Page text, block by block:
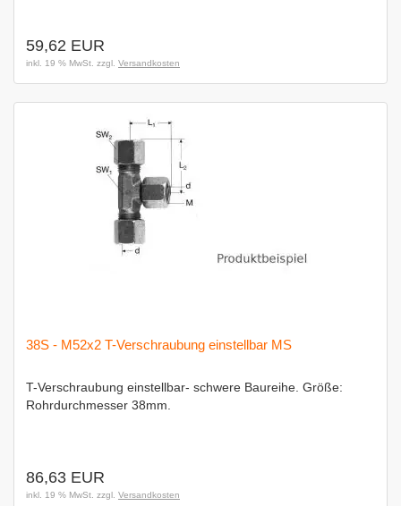
59,62 EUR
inkl. 19 % MwSt. zzgl. Versandkosten
38S - M52x2 T-Verschraubung einstellbar MS
T-Verschraubung einstellbar- schwere Baureihe. Größe:
Rohrdurchmesser 38mm.
86,63 EUR
inkl. 19 % MwSt. zzgl. Versandkosten